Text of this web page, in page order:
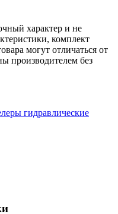
характер и не
комплект
могут отличаться от
производителем без
гидравлические